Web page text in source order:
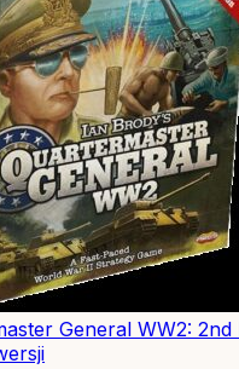
General WW2: 2nd